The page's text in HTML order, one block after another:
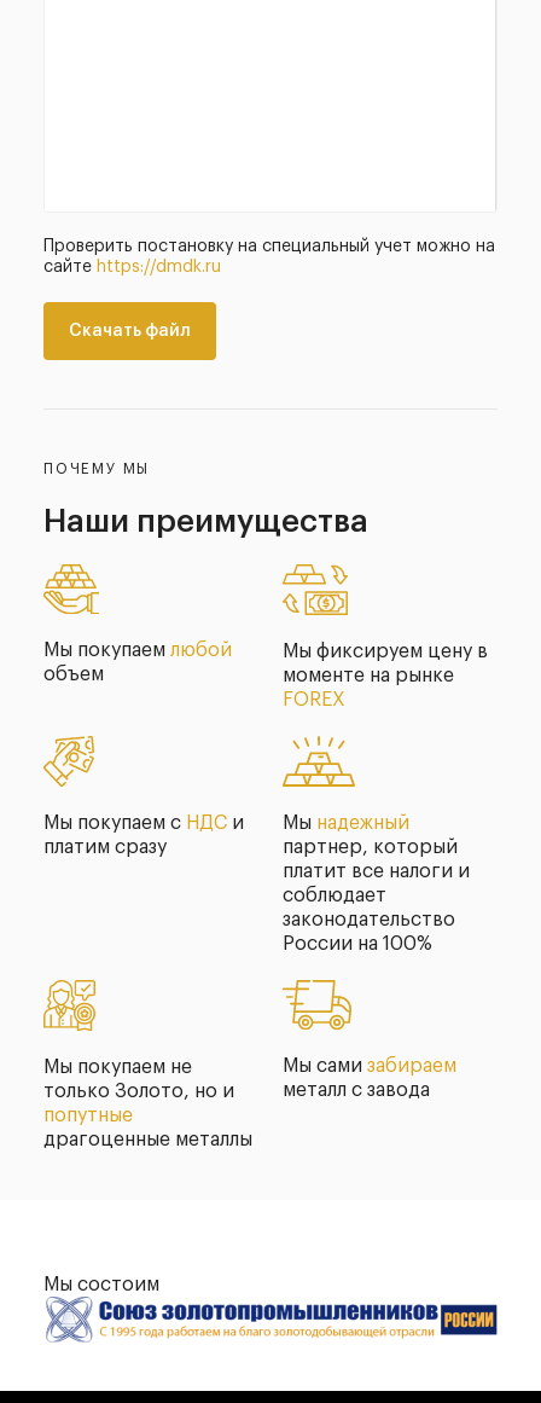
Проверить постановку на специальный учет можно на
сайте https://dmdk.ru
Скачать файл
ПОЧЕМУ МЫ
Наши преимущества
Мы покупаем любой
объем
Мы фиксируем цену в
моменте на рынке
FOREX
Мы покупаем с НДС и
платим сразу
Мы надежный
партнер, который
платит все налоги и
соблюдает
законодательство
России на 100%
Мы покупаем не
только Золото, но и
попутные
драгоценные металлы
Мы сами забираем
металл с завода
Мы состоим